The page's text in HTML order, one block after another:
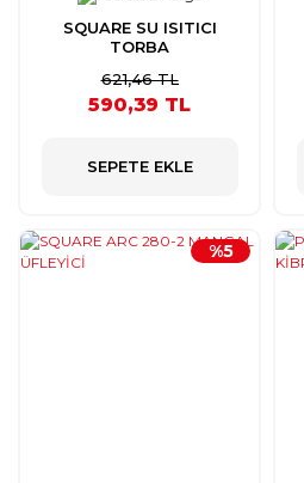
SQUARE SU ISITICI
TORBA
621,46 TL
590,39 TL
SEPETE EKLE
%5